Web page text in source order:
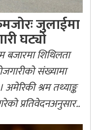
जुलाईमा
घट्यो
बजारमा शिथिलता
संख्यामा
श्रम तथ्याङ्क
प्रतिवेदनअनुसार..